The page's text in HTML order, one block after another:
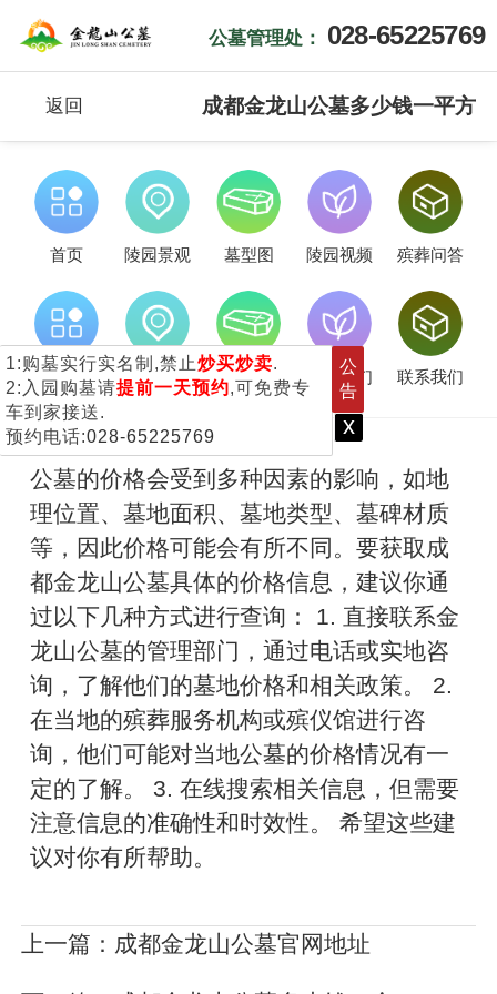
1:购墓实行实名制,禁止炒买炒卖.
2:入园购墓请提前一天预约,可免费专
车到家接送.
预约电话:028-65225769
公
告
x
公墓管理处： 028-65225769
返回 成都金龙山公墓多少钱一平方
首页 陵园景观 墓型图 陵园视频 殡葬问答
服务流程 客户服务 新闻公告 关于我们 联系我们
公墓的价格会受到多种因素的影响，如地
理位置、墓地面积、墓地类型、墓碑材质
等，因此价格可能会有所不同。要获取成
都金龙山公墓具体的价格信息，建议你通
过以下几种方式进行查询： 1. 直接联系金
龙山公墓的管理部门，通过电话或实地咨
询，了解他们的墓地价格和相关政策。 2.
在当地的殡葬服务机构或殡仪馆进行咨
询，他们可能对当地公墓的价格情况有一
定的了解。 3. 在线搜索相关信息，但需要
注意信息的准确性和时效性。 希望这些建
议对你有所帮助。
上一篇： 成都金龙山公墓官网地址